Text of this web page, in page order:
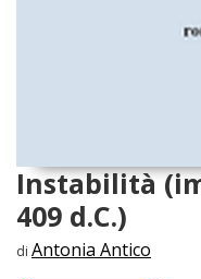
Instabilità
409 d.C.)
di Antonia Antico